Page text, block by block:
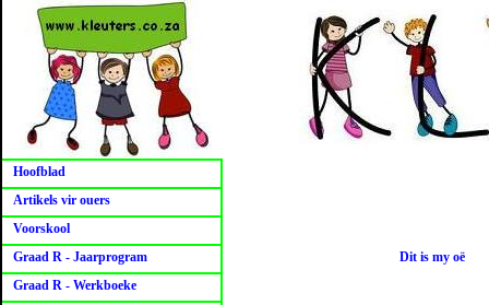
Hoofblad
Artikels vir ouers
Voorskool
Graad R - Jaarprogram
Graad R - Werkboeke
Dit is my oë